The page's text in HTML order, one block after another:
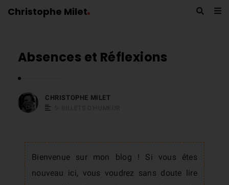
Christophe Milet
Absences et Réflexions
CHRISTOPHE MILET
Bienvenue sur mon blog ! Si vous êtes
nouveau ici, vous voudrez sans doute lire